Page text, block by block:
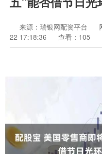
来源：瑞银网配资平台
22 17:18:36
查看：105